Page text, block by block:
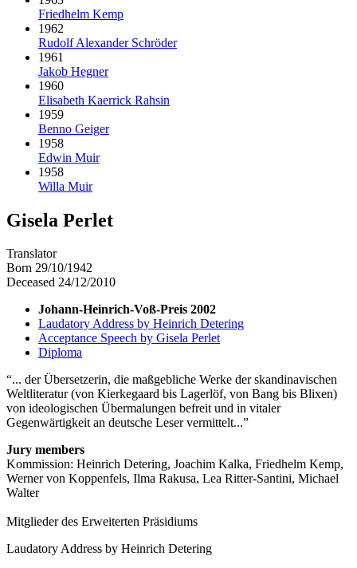
Friedhelm Kemp
1962
Rudolf Alexander Schröder
1961
Jakob Hegner
1960
Elisabeth Kaerrick Rahsin
1959
Benno Geiger
1958
Edwin Muir
1958
Willa Muir
Gisela Perlet
Translator
Born 29/10/1942
Deceased 24/12/2010
Johann-Heinrich-Voß-Preis 2002
Laudatory Address by Heinrich Detering
Acceptance Speech by Gisela Perlet
Diploma
... der Übersetzerin, die maßgebliche Werke der skandinavischen
Weltliteratur (von Kierkegaard bis Lagerlöf, von Bang bis Blixen)
von ideologischen Übermalungen befreit und in vitaler
Gegenwärtigkeit an deutsche Leser vermittelt...
Jury members
Kommission: Heinrich Detering, Joachim Kalka, Friedhelm Kemp,
Werner von Koppenfels, Ilma Rakusa, Lea Ritter-Santini, Michael
Walter
Mitglieder des Erweiterten Präsidiums
Laudatory Address by Heinrich Detering